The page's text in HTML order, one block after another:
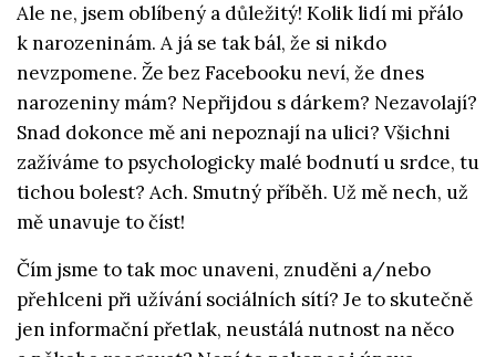
Ale ne, jsem oblíbený a důležitý! Kolik lidí mi přálo
k narozeninám. A já se tak bál, že si nikdo
nevzpomene. Že bez Facebooku neví, že dnes
narozeniny mám? Nepřijdou s dárkem? Nezavolají?
Snad dokonce mě ani nepoznají na ulici? Všichni
zažíváme to psychologicky malé bodnutí u srdce, tu
tichou bolest? Ach. Smutný příběh. Už mě nech, už
mě unavuje to číst!
Čím jsme to tak moc unaveni, znuděni a/nebo
přehlceni při užívání sociálních sítí? Je to skutečně
jen informační přetlak, neustálá nutnost na něco